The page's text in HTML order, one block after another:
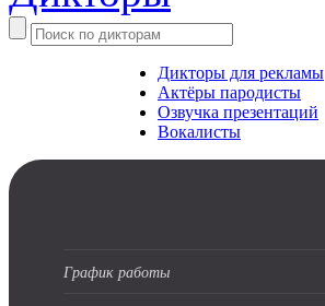
Дикторы для рекламы
Актёры пародисты
Озвучка презентаций
Вокалисты
График работы